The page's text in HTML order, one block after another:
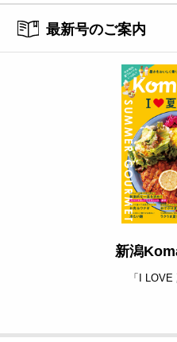
最新号のご案内
新潟
「I LOVE